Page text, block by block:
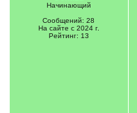
Начинающий
Сообщений: 28
На сайте с 2024 г.
Рейтинг: 13